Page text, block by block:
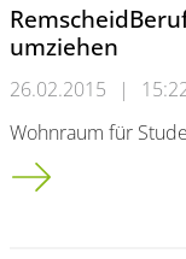
umziehen
26.02.2015 |
Wohnraum für
Remscheid<br /